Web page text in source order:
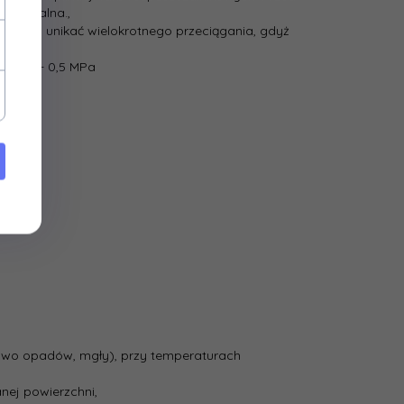
unikać wielokrotnego przeciągania, gdyż
0,3 - 0,5 MPa
opadów, mgły), przy temperaturach
powierzchni,